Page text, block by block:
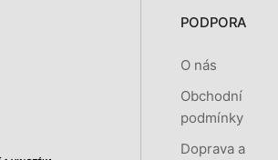
PODPORA
O nás
Obchodní
podmínky
Doprava a